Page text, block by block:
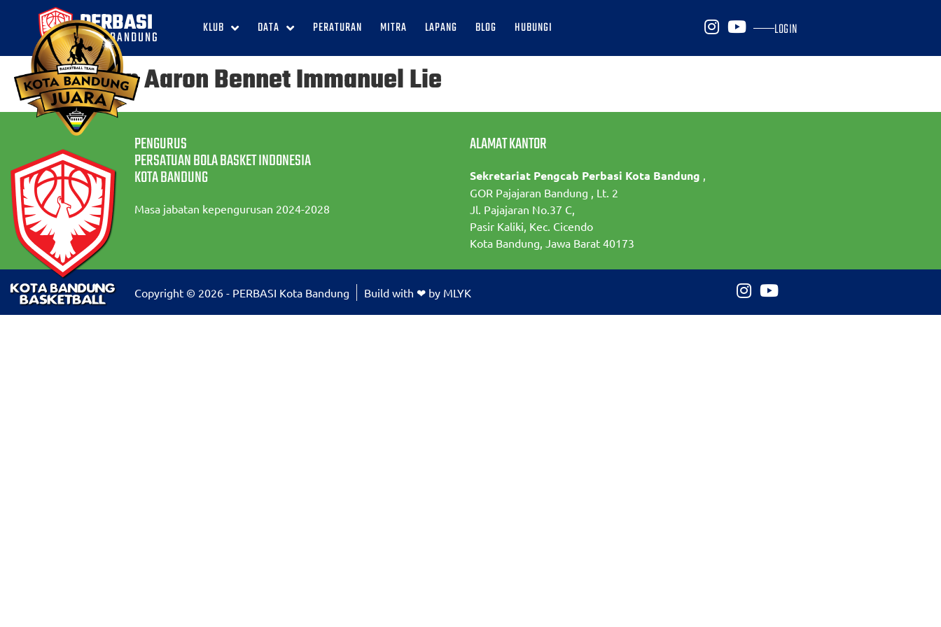
PERBASI
KOTA BANDUNG KLUB DATA PERATURAN MITRA LAPANG BLOG HUBUNGI LOGIN
Bevan Aaron Bennet Immanuel Lie
PENGURUS
PERSATUAN BOLA BASKET INDONESIA
KOTA BANDUNG
Masa jabatan kepengurusan 2024-2028
ALAMAT KANTOR
Sekretariat Pengcab Perbasi Kota Bandung ,
GOR Pajajaran Bandung , Lt. 2
Jl. Pajajaran No.37 C,
Pasir Kaliki, Kec. Cicendo
Kota Bandung, Jawa Barat 40173
Copyright © 2026 - PERBASI Kota Bandung Build with ❤ by MLYK